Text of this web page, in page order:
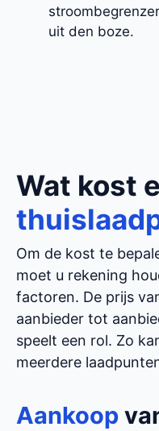
uit den boze.
Wat kost
Om de kost te
moet u rekening
factoren. De prijs
aanbieder tot
speelt een rol. Zo
meerdere
Aankoop